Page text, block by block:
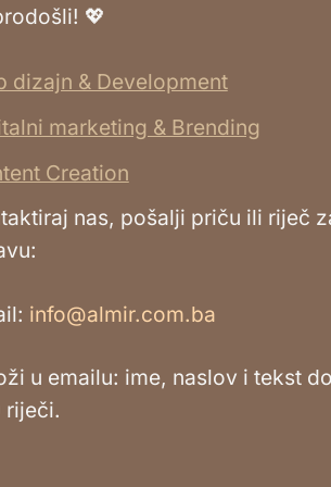
💖
dizajn & Development
marketing & Brending
Creation
nas, pošalji priču ili riječ
info@almir.com.ba
u emailu: ime, naslov i tekst
riječi.